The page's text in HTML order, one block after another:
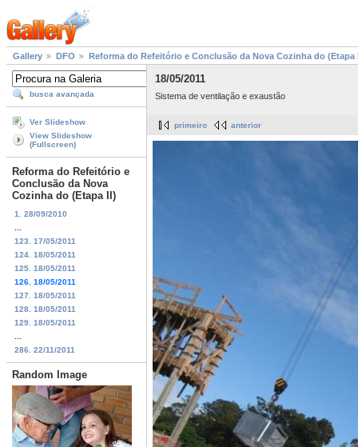
Gallery DFO Reforma do Refeitório e Conclusão da Nova Cozinha do (Etapa
busca avançada
Ver Slideshow
View Slideshow
(Fullscreen)
Reforma do Refeitório e
Conclusão da Nova
Cozinha do (Etapa II)
1. 28/09/2010
123. 17/05/2011
124. 18/05/2011
125. 18/05/2011
126. 18/05/2011
127. 18/05/2011
128. 18/05/2011
129. 18/05/2011
286. 22/11/2011
Random Image
18/05/2011
Sistema de ventilação e exaustão
primeiro anterior